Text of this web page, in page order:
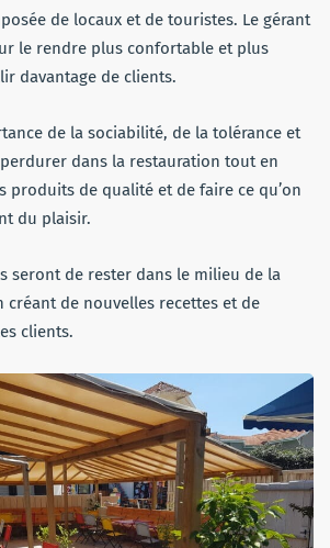
de locaux et de touristes. Le gérant
le rendre plus confortable et plus
davantage de clients.
de la sociabilité, de la tolérance et
dans la restauration tout en
produits de qualité et de faire ce qu’on
du plaisir.
seront de rester dans le milieu de la
de nouvelles recettes et de
clients.